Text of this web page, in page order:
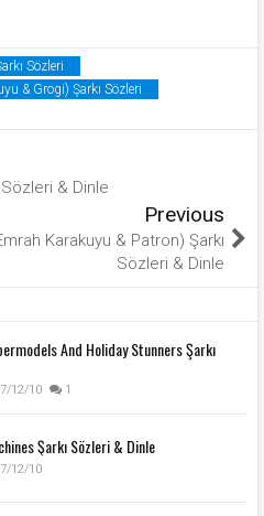
Sözleri
& Grogi) Şarkı Sözleri
Sözleri & Dinle
Previous
Karakuyu & Patron) Şarkı
Sözleri & Dinle
And Holiday Stunners Şarkı
12/10 1
Şarkı Sözleri & Dinle
12/10